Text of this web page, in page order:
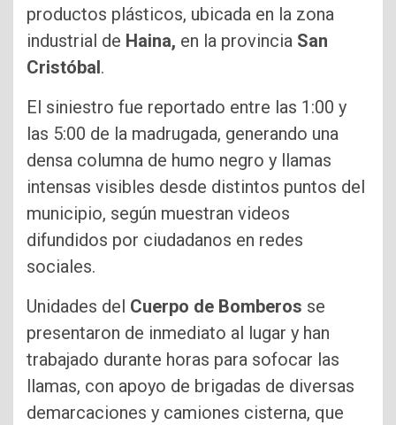
productos plásticos, ubicada en la zona
industrial de Haina, en la provincia San
Cristóbal.
El siniestro fue reportado entre las 1:00 y
las 5:00 de la madrugada, generando una
densa columna de humo negro y llamas
intensas visibles desde distintos puntos del
municipio, según muestran videos
difundidos por ciudadanos en redes
sociales.
Unidades del Cuerpo de Bomberos se
presentaron de inmediato al lugar y han
trabajado durante horas para sofocar las
llamas, con apoyo de brigadas de diversas
demarcaciones y camiones cisterna, que